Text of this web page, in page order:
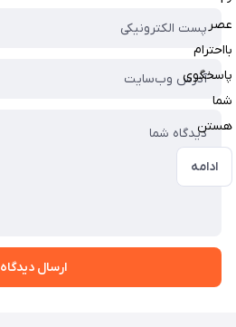
عصر
بااحترام
پاسخگوی
شما
هستن
ادامه
ارسال دیدگاه